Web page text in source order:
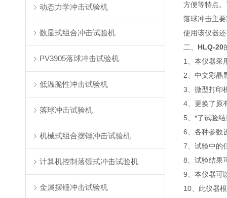
动态力学冲击试验机
数显式组合冲击试验机
PV3905落球冲击试验机
低温脆性冲击试验机
落球冲击试验机
机械式组合摆锤冲击试验机
计算机控制落镖式冲击试验机
金属摆锤冲击试验机
方便等特点
落球冲击主
使用该仪器
二、 HLQ-20
1、本仪器采
2、中文彩晶
3、微型打印
4、更换了原
5、*了试验
6、各种参数
7、试验中的
8、试验结果
9、本仪器可
10、此仪器